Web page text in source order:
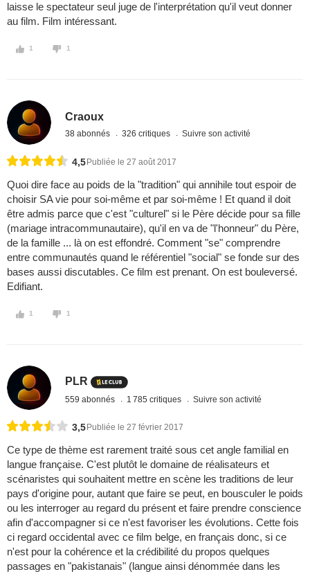
laisse le spectateur seul juge de l'interprétation qu'il veut donner
au film. Film intéressant.
1 1
Craoux
38 abonnés 326 critiques Suivre son activité
4,5 Publiée le 27 août 2017
Quoi dire face au poids de la "tradition" qui annihile tout espoir de
choisir SA vie pour soi-même et par soi-même ! Et quand il doit
être admis parce que c'est "culturel" si le Père décide pour sa fille
(mariage intracommunautaire), qu'il en va de "l'honneur" du Père,
de la famille ... là on est effondré. Comment "se" comprendre
entre communautés quand le référentiel "social" se fonde sur des
bases aussi discutables. Ce film est prenant. On est bouleversé.
Edifiant.
1 1
PLR
559 abonnés 1 785 critiques Suivre son activité
3,5 Publiée le 27 février 2017
Ce type de thème est rarement traité sous cet angle familial en
langue française. C'est plutôt le domaine de réalisateurs et
scénaristes qui souhaitent mettre en scène les traditions de leur
pays d'origine pour, autant que faire se peut, en bousculer le poids
ou les interroger au regard du présent et faire prendre conscience
afin d'accompagner si ce n'est favoriser les évolutions. Cette fois
ci regard occidental avec ce film belge, en français donc, si ce
n'est pour la cohérence et la crédibilité du propos quelques
passages en "pakistanais" (langue ainsi dénommée dans les